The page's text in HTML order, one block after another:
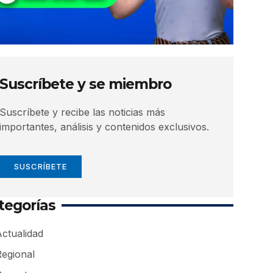
Suscríbete y se miembro
Suscríbete y recibe las noticias más
importantes, análisis y contenidos exclusivos.
SUSCRÍBETE